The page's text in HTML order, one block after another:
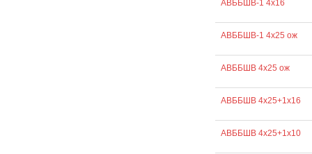
АВББШВ-1 4х16
АВББШВ-1 4х25 ож
АВББШВ 4х25 ож
АВББШВ 4х25+1х16
АВББШВ 4х25+1х10